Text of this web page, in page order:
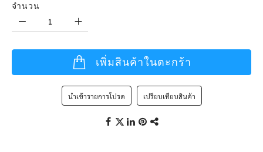
จำนวน
เพิ่มสินค้าในตะกร้า
นำเข้ารายการโปรด เปรียบเทียบสินค้า